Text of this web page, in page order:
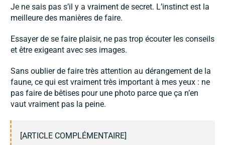
Je ne sais pas s’il y a vraiment de secret. L’instinct est la
meilleure des manières de faire.
Essayer de se faire plaisir, ne pas trop écouter les conseils
et être exigeant avec ses images.
Sans oublier de faire très attention au dérangement de la
faune, ce qui est vraiment très important à mes yeux : ne
pas faire de bêtises pour une photo parce que ça n’en
vaut vraiment pas la peine.
[ARTICLE COMPLÉMENTAIRE]